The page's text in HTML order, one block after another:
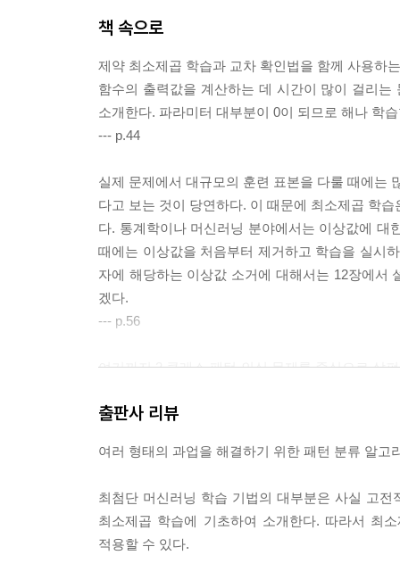
책 속으로
제약 최소제곱 학습과 교차 확인법을 함께 사용하
함수의 출력값을 계산하는 데 시간이 많이 걸리
소개한다. 파라미터 대부분이 0이 되므로 해나 학
--- p.44
실제 문제에서 대규모의 훈련 표본을 다룰 때에는
다고 보는 것이 당연하다. 이 때문에 최소제곱 학
다. 통계학이나 머신러닝 분야에서는 이상값에 대
때에는 이상값을 처음부터 제거하고 학습을 실시
자에 해당하는 이상값 소거에 대해서는 12장에서
겠다.
--- p.56
여기까지 2 클래스 패턴 인식 문제를 중심으로 살
래스 패턴 인식의 방법을 확장하여 다중 클래스
출력 부호라 불리는 방법도 제안되었다. 그러나
류 문제를 직접 푸는 알고리즘을 소개하겠지만,
스 분류 문제는 일반적으로 2 클래스 분류 문제에
출판사 리뷰
여러 형태의 과업을 해결하기 위한 패턴 분류 알
최첨단 머신러닝 학습 기법의 대부분은 사실 고
최소제곱 학습에 기초하여 소개한다. 따라서 최
적용할 수 있다.